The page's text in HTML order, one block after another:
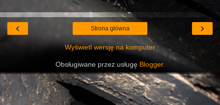
‹ ›
Strona główna
Wyświetl wersję na komputer
Obsługiwane przez usługę Blogger.